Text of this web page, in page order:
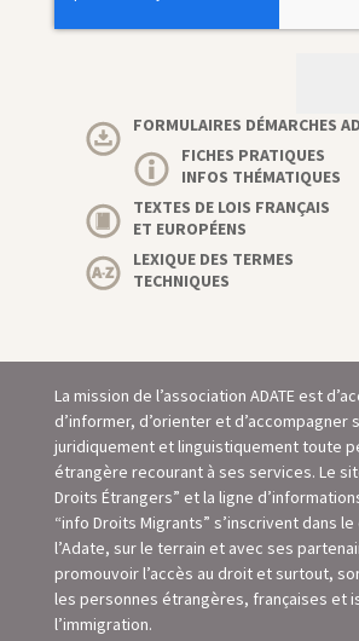
FORMULAIRES DÉMARCHES
FICHES PRATIQUES
INFOS THÉMATIQUES
TEXTES DE LOIS FRANÇAIS
ET EUROPÉENS
LEXIQUE DES TERMES
TECHNIQUES
La mission de l’association ADATE est
d’informer, d’orienter et d’accompagner
juridiquement et linguistiquement toute
étrangère recourant à ses services. Le
Droits Étrangers” et la ligne
“info Droits Migrants” s’inscrivent dans
l’Adate, sur le terrain et avec ses
promouvoir l’accès au droit et surtout,
les personnes étrangères, françaises et
l’immigration.